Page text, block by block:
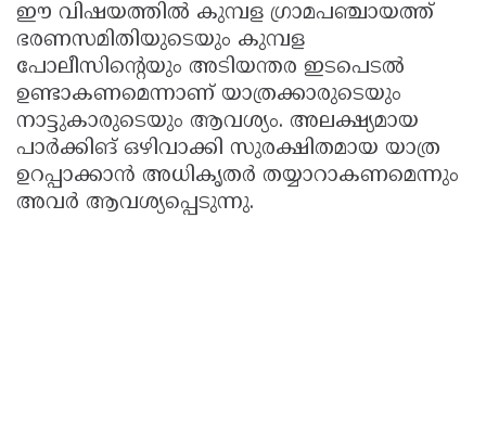
ഈ വിഷയത്തിൽ കുമ്പള ഗ്രാമപഞ്ചായത്ത്
ഭരണസമിതിയുടെയും കുമ്പള
പോലീസിന്റെയും അടിയന്തര ഇടപെടൽ
ഉണ്ടാകണമെന്നാണ് യാത്രക്കാരുടെയും
നാട്ടുകാരുടെയും ആവശ്യം. അലക്ഷ്യമായ
പാർക്കിങ് ഒഴിവാക്കി സുരക്ഷിതമായ യാത്ര
ഉറപ്പാക്കാൻ അധികൃതർ തയ്യാറാകണമെന്നും
അവർ ആവശ്യപ്പെടുന്നു.